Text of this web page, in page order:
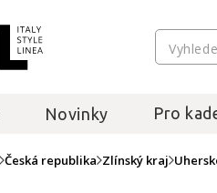
Novinky Pro
Česká republika Zlínský kraj